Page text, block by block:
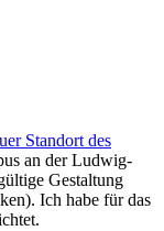
Standort des
an der Ludwig-
Gestaltung
Ich habe für das